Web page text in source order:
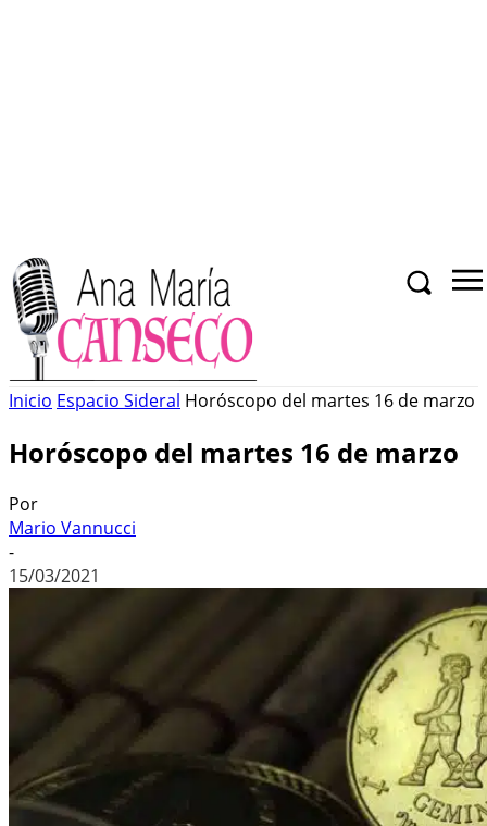
Inicio Espacio Sideral Horóscopo del martes 16 de marzo
Horóscopo del martes 16 de marzo
Por
Mario Vannucci
-
15/03/2021